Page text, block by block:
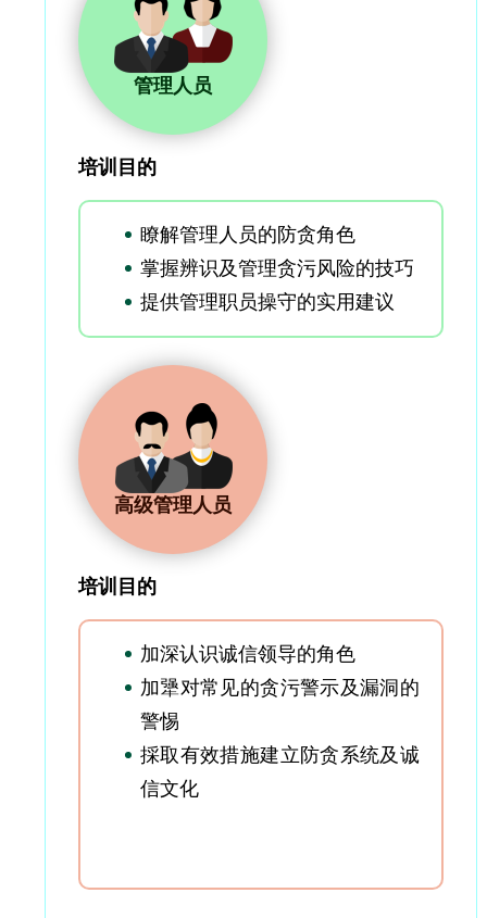
管理人员
培训目的
瞭解管理人员的防贪角色
掌握辨识及管理贪污风险的技巧
提供管理职员操守的实用建议
高级管理人员
培训目的
加深认识诚信领导的角色
加犟对常见的贪污警示及漏洞的
警惕
採取有效措施建立防贪系统及诚
信文化